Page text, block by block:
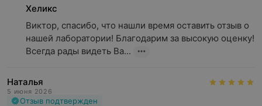
Хеликс
Виктор, спасибо, что нашли время оставить отзыв о
нашей лаборатории! Благодарим за высокую оценку!
Всегда рады видеть Ва...
Наталья
5 июня 2026
Отзыв подтвержден